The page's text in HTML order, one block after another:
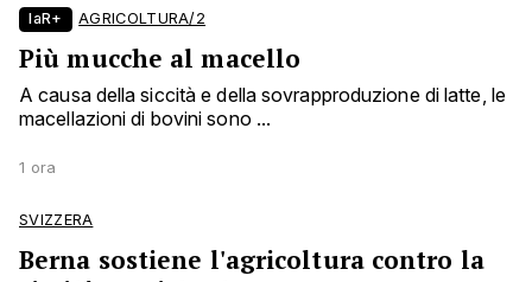
laR+ AGRICOLTURA/2
Più mucche al macello
A causa della siccità e della sovrapproduzione di latte, le
macellazioni di bovini sono ...
1 ora
SVIZZERA
Berna sostiene l'agricoltura contro la